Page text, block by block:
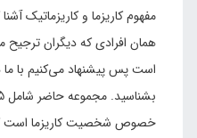
مفهوم کاریزما و کاریزماتیک
همان افرادی که دیگران ترجیح
است پس پیشنهاد می‌کنیم با ما
خصوص شخصیت کاریزما است